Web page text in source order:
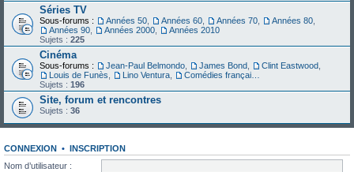
Séries TV
Sous-forums : Années 50 Années 60 Années 70 Années 80
Années 90
Années 2000
Années 2010
Sujets : 225
Cinéma
Sous-forums : Jean-Paul Belmondo James Bond Clint Eastwood
Louis de Funès
Lino Ventura
Sujets : 196
Site, forum et rencontres
Sujets : 36
CONNEXION • INSCRIPTION
Nom d’utilisateur :